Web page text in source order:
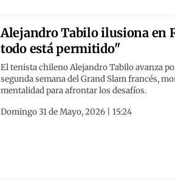
Alejandro Tabilo ilusiona en
todo está permitido"
El tenista chileno Alejandro Tabilo avanza
segunda semana del Grand Slam francés,
mentalidad para afrontar los desafíos.
Domingo 31 de Mayo, 2026 | 15:24